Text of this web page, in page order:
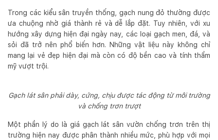
Trong các kiểu sân truyền thống, gạch nung đỏ thường được
ưa chuộng nhờ giá thành rẻ và dễ lắp đặt. Tuy nhiên, với xu
hướng xây dựng hiện đại ngày nay, các loại gạch men, đá, và
sỏi đã trở nên phổ biến hơn. Những vật liệu này không chỉ
mang lại vẻ đẹp hiện đại mà còn có độ bền cao và tính thẩm
mỹ vượt trội.
Gạch lát sân phải dày, cứng, chịu được tác động từ môi trường
và chống trơn trượt
Một phần lý do là giá gạch lát sân vườn chống trơn trên thị
trường hiện nay được phân thành nhiều mức, phù hợp với mọi